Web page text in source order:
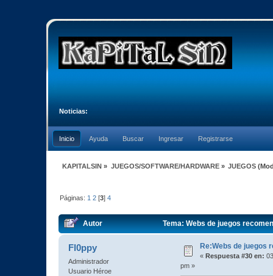
Noticias:
Inicio Ayuda Buscar Ingresar Registrarse
KAPITALSIN » JUEGOS/SOFTWARE/HARDWARE» JUEGOS
Páginas: 1 2 [3]4
Autor Tema: Webs de juegos
Fl0ppy
Administrador
Usuario Héroe
Re:Webs de juegos
« Respuesta #30 en:
pm »